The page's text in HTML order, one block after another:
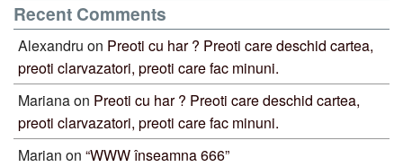
Recent Comments
Alexandru on Preoti cu har ? Preoti care deschid cartea,
preoti clarvazatori, preoti care fac minuni.
Marianaon Preoti cu har ? Preoti care deschid cartea,
preoti clarvazatori, preoti care fac minuni.
Marian on “WWW înseamna 666”